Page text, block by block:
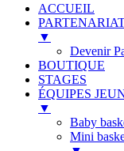
ACCUEIL
▼
Devenir
BOUTIQUE
STAGES
ÉQUIPES
▼
Baby
Mini